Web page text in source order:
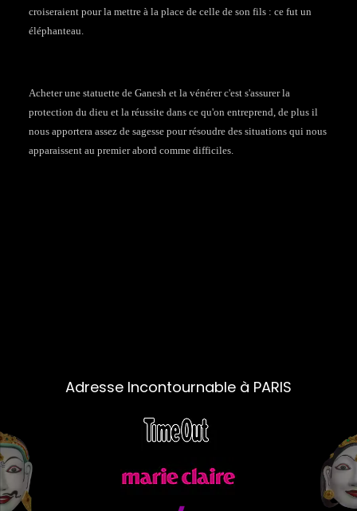
croiseraient pour la mettre à la place de celle de son fils : ce fut un
éléphanteau.
Acheter une statuette de Ganesh et la vénérer c'est s'assurer la
protection du dieu et la réussite dans ce qu'on entreprend, de plus il
nous apportera assez de sagesse pour résoudre des situations qui nous
apparaissent au premier abord comme difficiles.
Adresse Incontournable à PARIS